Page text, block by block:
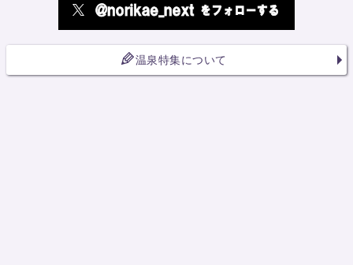
温泉特集について